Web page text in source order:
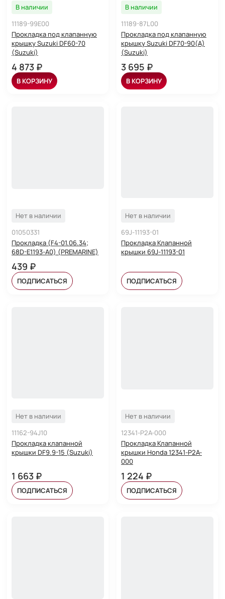
В наличии
11189-99E00
Прокладка под клапанную
крышку Suzuki DF60-70
(Suzuki)
4 873 ₽
В КОРЗИНУ
В наличии
11189-87L00
Прокладка под клапанную
крышку Suzuki DF70-90(A)
(Suzuki)
3 695 ₽
В КОРЗИНУ
Нет в наличии
01050331
Прокладка (F4-01.06.34;
68D-E1193-A0) (PREMARINE)
439 ₽
ПОДПИСАТЬСЯ
Нет в наличии
69J-11193-01
Прокладка Клапанной
крышки 69J-11193-01
ПОДПИСАТЬСЯ
Нет в наличии
11162-94J10
Прокладка клапанной
крышки DF9.9-15 (Suzuki)
1 663 ₽
ПОДПИСАТЬСЯ
Нет в наличии
12341-P2A-000
Прокладка Клапанной
крышки Honda 12341-P2A-
000
1 224 ₽
ПОДПИСАТЬСЯ